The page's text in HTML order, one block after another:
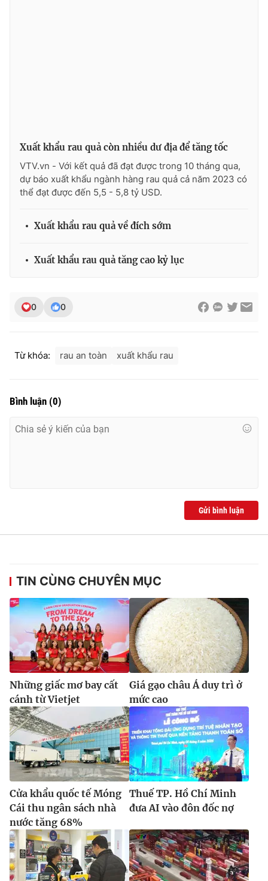
Cơ quan chủ quản:Đài Truyền hình Việt Nam
Cơ quan báo chí:Thời báo VTV
Giấy phép hoạt động báo in và báo điện tử số 483/GP-BTTTT
cấp ngày 29/12/2023
Phó Tổng Biên tập:Nguyễn Thị Mỹ Hạnh, Phạm Quốc Thắng,
Tổng đài VTV:024.38 355 931 - 024.38 355 932
Liên hệ quảng cáo:
Xuất khẩu rau quả còn nhiều dư địa để tăng tốc
VTV.vn - Với kết quả đã đạt được trong 10 tháng qua,
dự báo xuất khẩu ngành hàng rau quả cả năm 2023 có
thể đạt được đến 5,5 - 5,8 tỷ USD.
Xuất khẩu rau quả về đích sớm
Xuất khẩu rau quả tăng cao kỷ lục
0 0
Từ khóa: rau an toàn xuất khẩu rau
Bình luận (0)
Gửi bình luận
TIN CÙNG CHUYÊN MỤC
Những giấc mơ bay cất
cánh từ Vietjet
Giá gạo châu Á duy trì ở
mức cao
Cửa khẩu quốc tế Móng
Cái thu ngân sách nhà
nước tăng 68%
Thuế TP. Hồ Chí Minh
đưa AI vào đôn đốc nợ